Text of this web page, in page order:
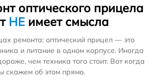
оптического прицела
НЕимеет смысла
ремонта: оптический прицел — это
и питание в одном корпусе. Иногда
чем техника того стоит. Вот когда
скажем об этом прямо.